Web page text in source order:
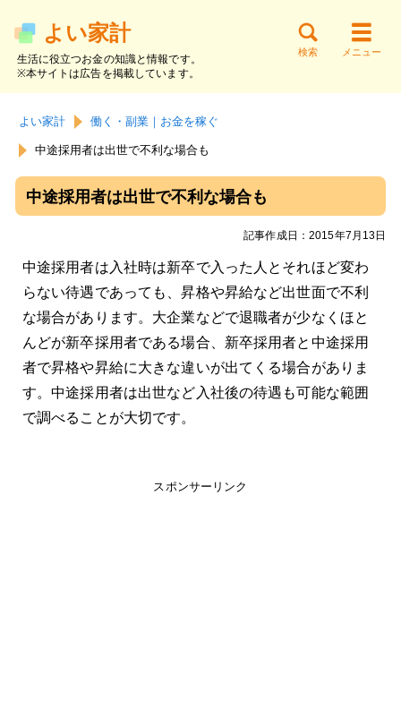
よい家計
生活に役立つお金の知識と情報です。
※本サイトは広告を掲載しています。
メニュー
検索
サイト内検索
お金の知識 貯金と家計
働く・副業 資産運用
よい家計 働く・副業｜お金を稼ぐ
中途採用者は出世で不利な場合も
中途採用者は出世で不利な場合も
記事作成日：2015年7月13日
中途採用者は入社時は新卒で入った人とそれほど変わ
らない待遇であっても、昇格や昇給など出世面で不利
な場合があります。大企業などで退職者が少なくほと
んどが新卒採用者である場合、新卒採用者と中途採用
者で昇格や昇給に大きな違いが出てくる場合がありま
す。中途採用者は出世など入社後の待遇も可能な範囲
で調べることが大切です。
スポンサーリンク